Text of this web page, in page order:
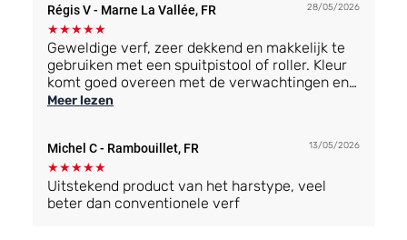
aanbevelen.
Régis V- Marne La Vallée, FR 28/05/2026
★★★★★
Geweldige verf, zeer dekkend en makkelijk te
gebruiken met een spuitpistool of roller. Kleur
komt goed overeen met de verwachtingen en
in overeenstemming met de presentatie op de
andere producten, ik blijf op de hoogte.
Meer lezen
Michel C- Rambouillet, FR 13/05/2026
★★★★★
Uitstekend product van het harstype, veel
beter dan conventionele verf